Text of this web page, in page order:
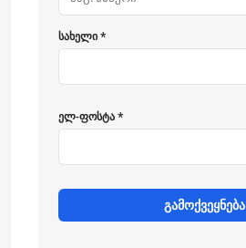
სახელი *
ელ-ფოსტა *
გამოქვეყნება